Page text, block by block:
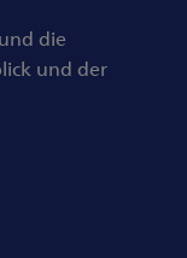
die
und der